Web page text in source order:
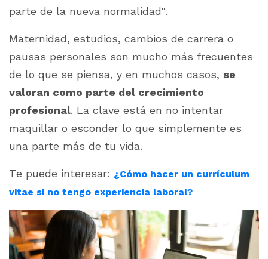
parte de la nueva normalidad".
Maternidad, estudios, cambios de carrera o
pausas personales son mucho más frecuentes
de lo que se piensa, y en muchos casos, se
valoran como parte del crecimiento
profesional. La clave está en no intentar
maquillar o esconder lo que simplemente es
una parte más de tu vida.
Te puede interesar: ¿Cómo hacer un currículum
vitae si no tengo experiencia laboral?